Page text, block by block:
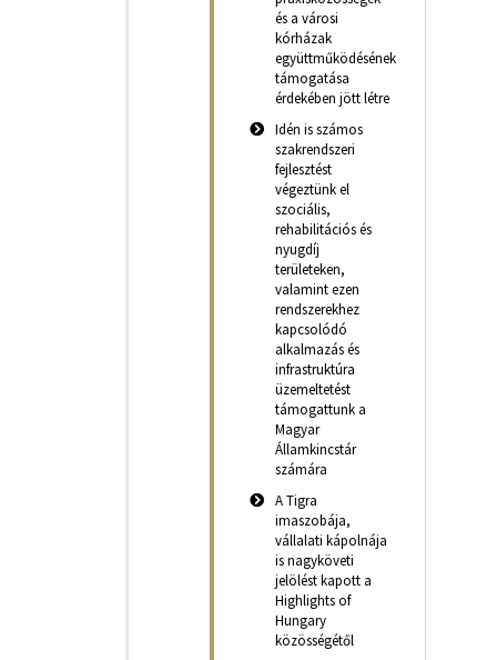
és a városi
kórházak
együttműködésének
támogatása
érdekében jött létre
Idén is számos
szakrendszeri
fejlesztést
végeztünk el
szociális,
rehabilitációs és
nyugdíj
területeken,
valamint ezen
rendszerekhez
kapcsolódó
alkalmazás és
infrastruktúra
üzemeltetést
támogattunk a
Magyar
Államkincstár
számára
A Tigra
imaszobája,
vállalati kápolnája
is nagyköveti
jelölést kapott a
Highlights of
Hungary
közösségétől